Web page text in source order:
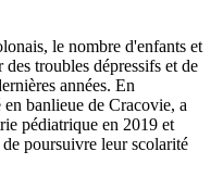
le nombre d'enfants et
troubles dépressifs et de
années. En
banlieue de Cracovie, a
pédiatrique en 2019 et
poursuivre leur scolarité